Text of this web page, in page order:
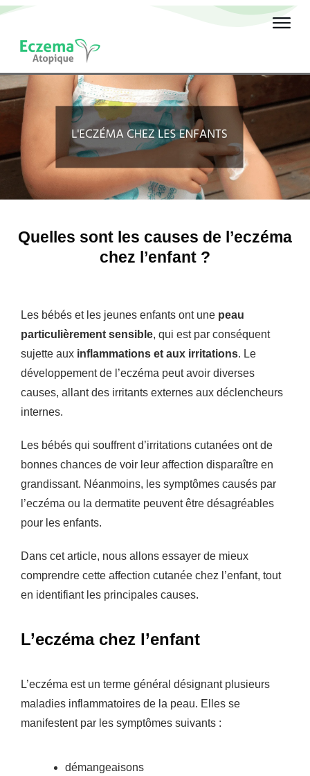
Quelles sont les causes de l’eczéma
chez l’enfant ?
Les bébés et les jeunes enfants ont une peau
particulièrement sensible, qui est par conséquent
sujette aux inflammations et aux irritations. Le
développement de l’eczéma peut avoir diverses
causes, allant des irritants externes aux déclencheurs
internes.
Les bébés qui souffrent d’irritations cutanées ont de
bonnes chances de voir leur affection disparaître en
grandissant. Néanmoins, les symptômes causés par
l’eczéma ou la dermatite peuvent être désagréables
pour les enfants.
Dans cet article, nous allons essayer de mieux
comprendre cette affection cutanée chez l’enfant, tout
en identifiant les principales causes.
L’eczéma chez l’enfant
L’eczéma est un terme général désignant plusieurs
maladies inflammatoires de la peau. Elles se
manifestent par les symptômes suivants :
démangeaisons